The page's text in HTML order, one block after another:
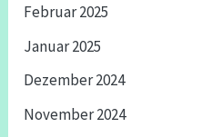
Februar 2025
Januar 2025
Dezember 2024
November 2024